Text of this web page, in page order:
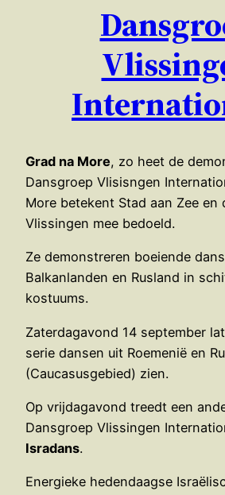
Grad na More, zo heet de
Dansgroep Vlisisngen
More betekent Stad aan Zee en
Vlissingen mee bedoeld.
Ze demonstreren boeiende
Balkanlanden en Rusland in
kostuums.
Zaterdagavond 14 september
serie dansen uit Roemenië en
(Caucasusgebied) zien.
Op vrijdagavond treedt een
Dansgroep Vlissingen
Isradans.
Energieke hedendaagse